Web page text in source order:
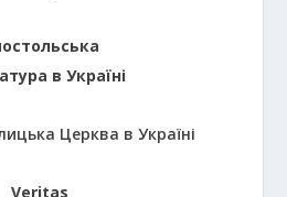
в Україні
Церква в Україні
Veritas